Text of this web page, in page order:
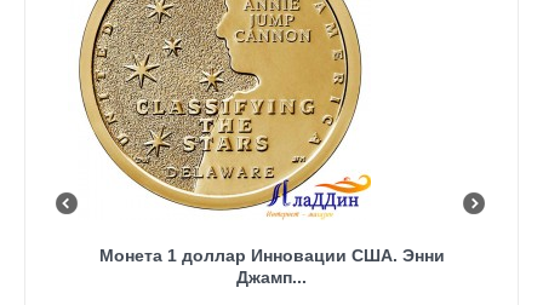
Монета 1 доллар Инновации США. Энни
Джамп...